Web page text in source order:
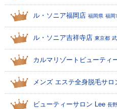
ル・ソニア福岡店 福岡県 福岡
ル・ソニア吉祥寺店 東京都
カルマリゾートビューティ
メンズ エステ全身脱毛サ
ビューティーサロン Lee 長